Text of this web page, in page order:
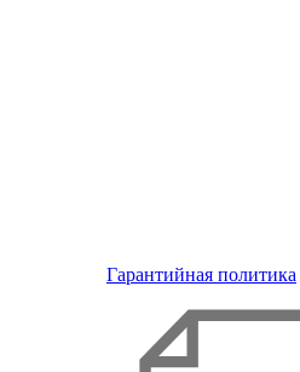
Гарантийная политика